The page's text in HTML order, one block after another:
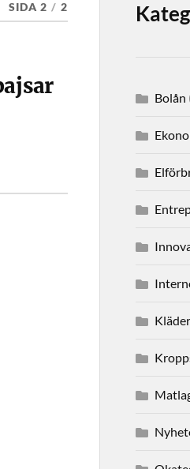
SIDA 2 / 2
Bolån
Kläder